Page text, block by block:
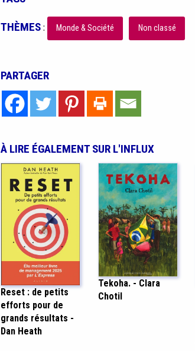
THÈMES: Monde & Société Non classé
PARTAGER
À LIRE ÉGALEMENT SUR L'INFLUX
Reset : de petits
efforts pour de
grands résultats -
Dan Heath
Tekoha. - Clara
Chotil